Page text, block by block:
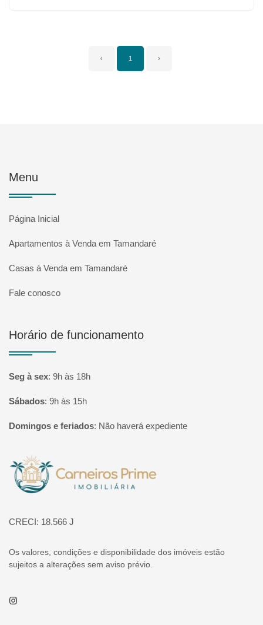
‹ 1 ›
Menu
Página Inicial
Apartamentos à Venda em Tamandaré
Casas à Venda em Tamandaré
Fale conosco
Horário de funcionamento
Seg à sex: 9h às 18h
Sábados: 9h às 15h
Domingos e feriados: Não haverá expediente
Página inicial
CRECI: 18.566 J
Os valores, condições e disponibilidade dos imóveis estão
sujeitos a alterações sem aviso prévio.
Instagram